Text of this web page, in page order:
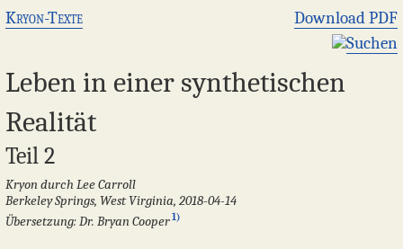
Kryon-Texte
Download PDF
Suchen
Leben in einer synthetischen
Realität
Teil 2
Kryon durch Lee Carroll
Berkeley Springs, West Virginia, 2018-04-14
Übersetzung: Dr. Bryan Cooper1)